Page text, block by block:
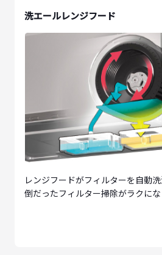
洗エールレンジフード
レンジフードがフィルターを自動
倒だったフィルター掃除がラクにな